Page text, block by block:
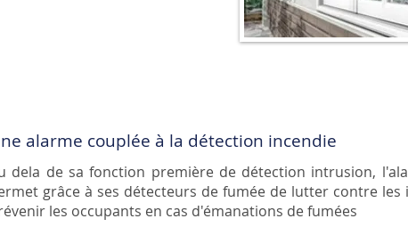
alarme couplée à la détection incendie
dela de sa fonction première de détection intrusion,
grâce à ses détecteurs de fumée de lutter contre les
les occupants en cas d'émanations de fumées